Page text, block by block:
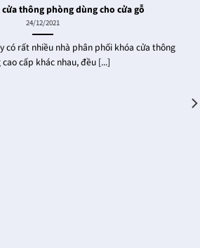
thông phòng dùng cho cửa gỗ
24/12/2021
có rất nhiều nhà phân phối khóa cửa thông
cao cấp khác nhau, đều [...]